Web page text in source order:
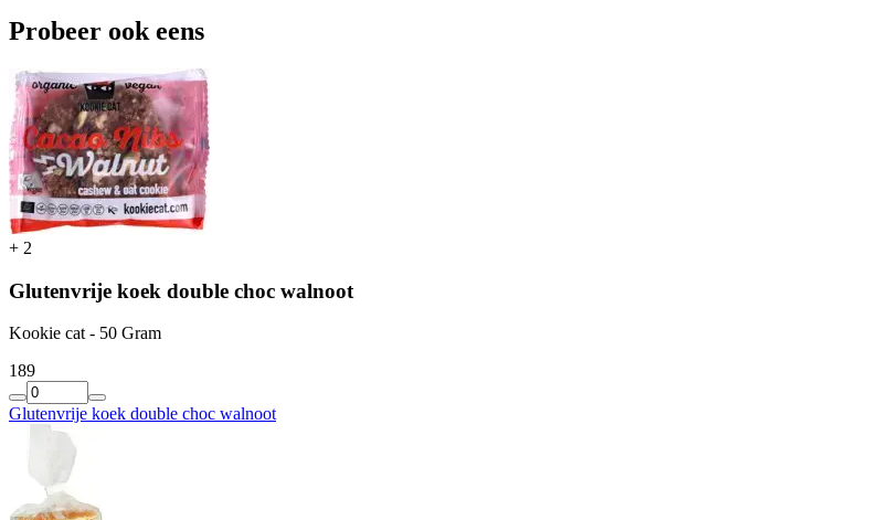
Probeer ook eens
+ 2
Glutenvrije koek double choc walnoot
Kookie cat - 50 Gram
189
Glutenvrije koek double choc walnoot